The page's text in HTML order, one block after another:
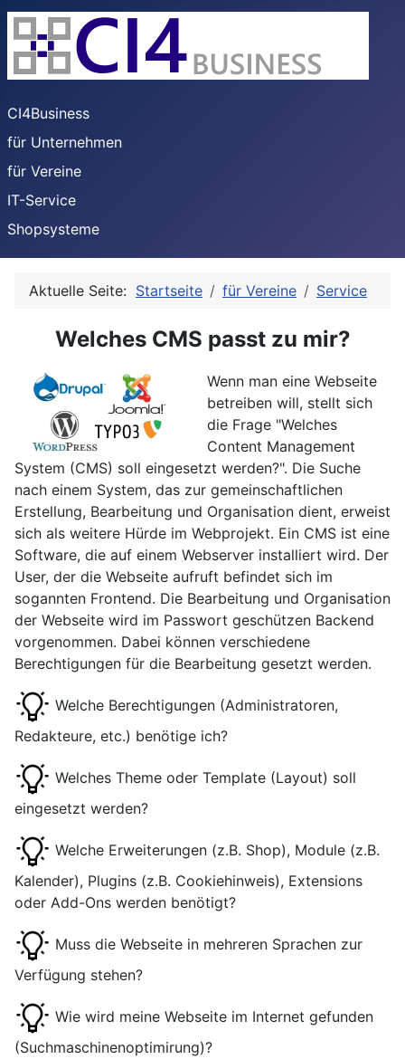
CI4Business
für Unternehmen
für Vereine
IT-Service
Shopsysteme
Aktuelle Seite: Startseite für Vereine Service
Welches CMS passt zu mir?
Wenn man eine Webseite
betreiben will, stellt sich
die Frage "Welches
Content Management
System (CMS) soll eingesetzt werden?". Die Suche
nach einem System, das zur gemeinschaftlichen
Erstellung, Bearbeitung und Organisation dient, erweist
sich als weitere Hürde im Webprojekt. Ein CMS ist eine
Software, die auf einem Webserver installiert wird. Der
User, der die Webseite aufruft befindet sich im
sogannten Frontend. Die Bearbeitung und Organisation
der Webseite wird im Passwort geschützen Backend
vorgenommen. Dabei können verschiedene
Berechtigungen für die Bearbeitung gesetzt werden.
Welche Berechtigungen (Administratoren,
Redakteure, etc.) benötige ich?
Welches Theme oder Template (Layout) soll
eingesetzt werden?
Welche Erweiterungen (z.B. Shop), Module (z.B.
Kalender), Plugins (z.B. Cookiehinweis), Extensions
oder Add-Ons werden benötigt?
Muss die Webseite in mehreren Sprachen zur
Verfügung stehen?
Wie wird meine Webseite im Internet gefunden
(Suchmaschinenoptimirung)?